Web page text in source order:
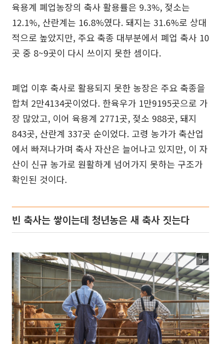
육용계 폐업농장의 축사 활용률은 9.3%, 젖소는
12.1%, 산란계는 16.8%였다. 돼지는 31.6%로 상대
적으로 높았지만, 주요 축종 대부분에서 폐업 축사 10
곳 중 8~9곳이 다시 쓰이지 못한 셈이다.
폐업 이후 축사로 활용되지 못한 농장은 주요 축종을
합쳐 2만4134곳이었다. 한육우가 1만9195곳으로 가
장 많았고, 이어 육용계 2771곳, 젖소 988곳, 돼지
843곳, 산란계 337곳 순이었다. 고령 농가가 축산업
에서 빠져나가며 축사 자산은 늘어나고 있지만, 이 자
산이 신규 농가로 원활하게 넘어가지 못하는 구조가
확인된 것이다.
빈 축사는 쌓이는데 청년농은 새 축사 짓는다